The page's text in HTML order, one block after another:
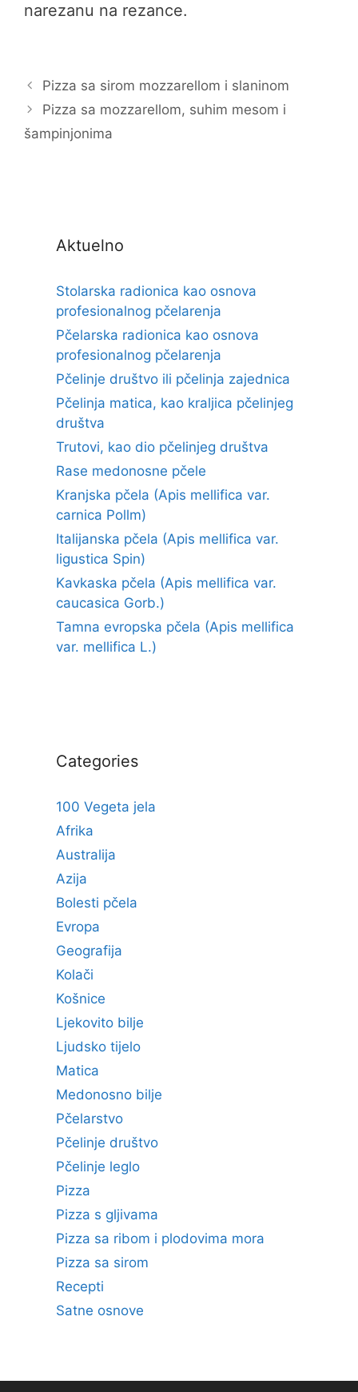
narezanu na rezance.
Pizza sa sirom mozzarellom i slaninom
Pizza sa mozzarellom, suhim mesom i
šampinjonima
Aktuelno
Stolarska radionica kao osnova
profesionalnog pčelarenja
Pčelarska radionica kao osnova
profesionalnog pčelarenja
Pčelinje društvo ili pčelinja zajednica
Pčelinja matica, kao kraljica pčelinjeg
društva
Trutovi, kao dio pčelinjeg društva
Rase medonosne pčele
Kranjska pčela (Apis mellifica var.
carnica Pollm)
Italijanska pčela (Apis mellifica var.
ligustica Spin)
Kavkaska pčela (Apis mellifica var.
caucasica Gorb.)
Tamna evropska pčela (Apis mellifica
var. mellifica L.)
Categories
100 Vegeta jela
Afrika
Australija
Azija
Bolesti pčela
Evropa
Geografija
Kolači
Košnice
Ljekovito bilje
Ljudsko tijelo
Matica
Medonosno bilje
Pčelarstvo
Pčelinje društvo
Pčelinje leglo
Pizza
Pizza s gljivama
Pizza sa ribom i plodovima mora
Pizza sa sirom
Recepti
Satne osnove